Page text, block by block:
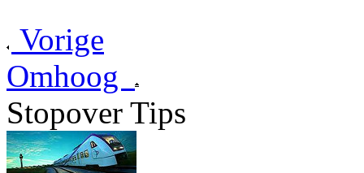
Vorige
Omhoog
Stopover Tips